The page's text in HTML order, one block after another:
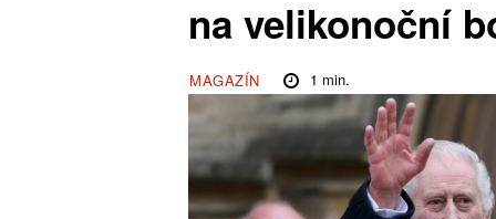
na velikonoční
MAGAZÍN 1 min.